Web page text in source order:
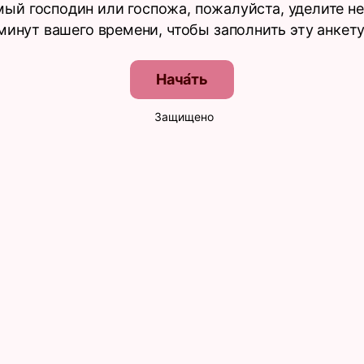
господин или госпожа, пожалуйста, уделите
вашего времени, чтобы заполнить эту
Нача́ть
Защищено